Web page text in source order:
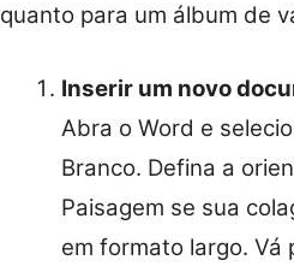
quanto para um álbum de
Inserir um novo
Abra o Word e
Branco. Defina a
Paisagem se sua
em formato largo. Vá